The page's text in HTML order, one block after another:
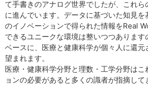
て手書きのアナログ世界でしたが、これ
に進んでいます。データに基づいた知見を
のイノベーションで得られた情報をReal
できるユニークな環境は整いつつあります
ベースに、医療と健康科学が個々人に還
望まれます。
医療・健康科学分野と理数・工学分野はこ
ョンの必要があると多くの識者が指摘し